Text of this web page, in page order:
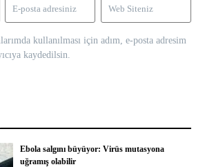
kullanılması için adım, e-posta adresim
kaydedilsin.
Ebola salgını büyüyor: Virüs mutasyona
uğramış olabilir